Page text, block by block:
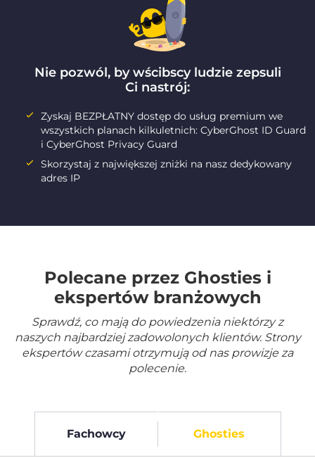
Nie pozwól, by wścibscy ludzie zepsuli
Ci nastrój:
Zyskaj BEZPŁATNY dostęp do usług premium we
wszystkich planach kilkuletnich: CyberGhost ID Guard
i CyberGhost Privacy Guard
Skorzystaj z największej zniżki na nasz dedykowany
adres IP
Polecane przez Ghosties i
ekspertów branżowych
Sprawdź, co mają do powiedzenia niektórzy z
naszych najbardziej zadowolonych klientów. Strony
ekspertów czasami otrzymują od nas prowizje za
polecenie.
Fachowcy Ghosties